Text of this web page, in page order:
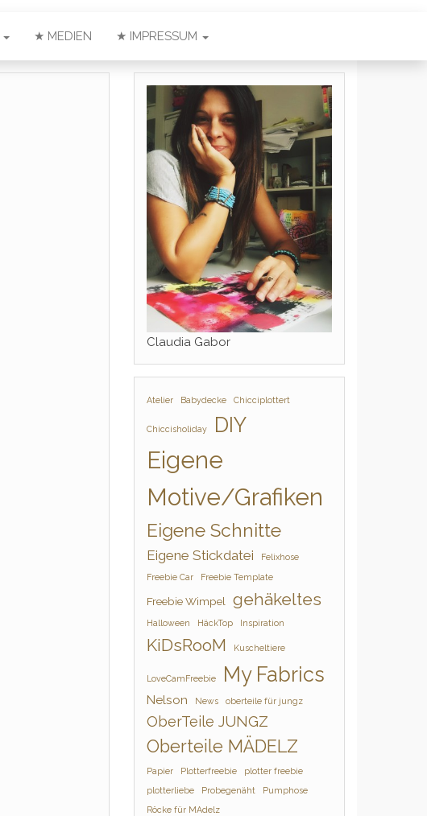
★ MEDIEN ★ IMPRESSUM
Claudia Gabor
Atelier Babydecke Chicciplottert
Chiccisholiday DIY
Eigene
Motive/Grafiken
Eigene Schnitte
Eigene Stickdatei Felixhose
Freebie Car Freebie Template
Freebie Wimpel gehäkeltes
Halloween HäckTop Inspiration
KiDsRooM Kuscheltiere
LoveCamFreebie My Fabrics
Nelson News oberteile für jungz
OberTeile JUNGZ
Oberteile MÄDELZ
Papier Plotterfreebie
plotter freebie
plotterliebe
Probegenäht
Pumphose
Röcke für MAdelz